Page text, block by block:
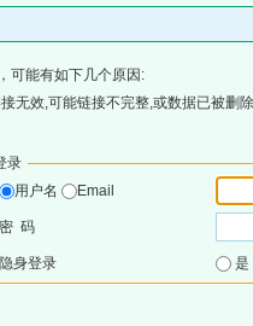
可能有如下几个原因:
无效,可能链接不完整,或数据已被删
录
用户名
Email
密 码
隐身登录